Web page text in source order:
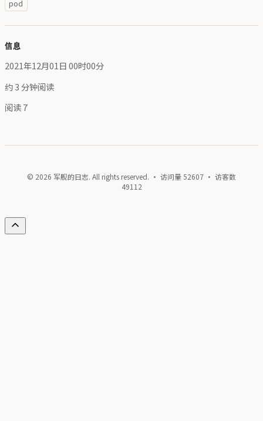
pod
信息
2021年12月01日 00时00分
约 3 分钟阅读
阅读7
© 2026 军舰的日志. All rights reserved. · 访问量52607 · 访客数
49112